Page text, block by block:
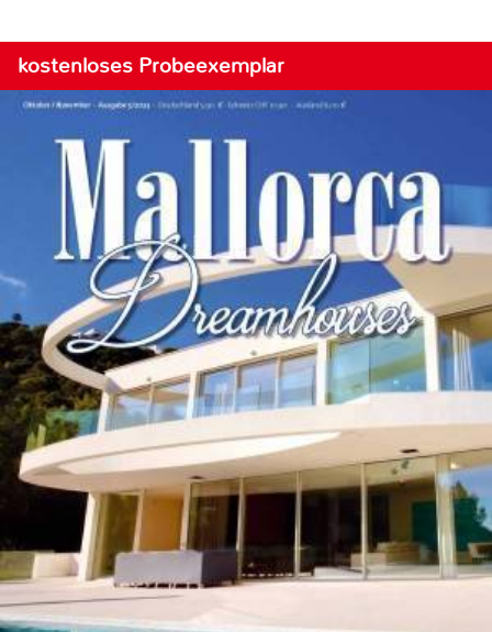
kostenloses Probeexemplar